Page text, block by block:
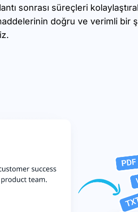
sonrası süreçleri
doğru ve verimli bir